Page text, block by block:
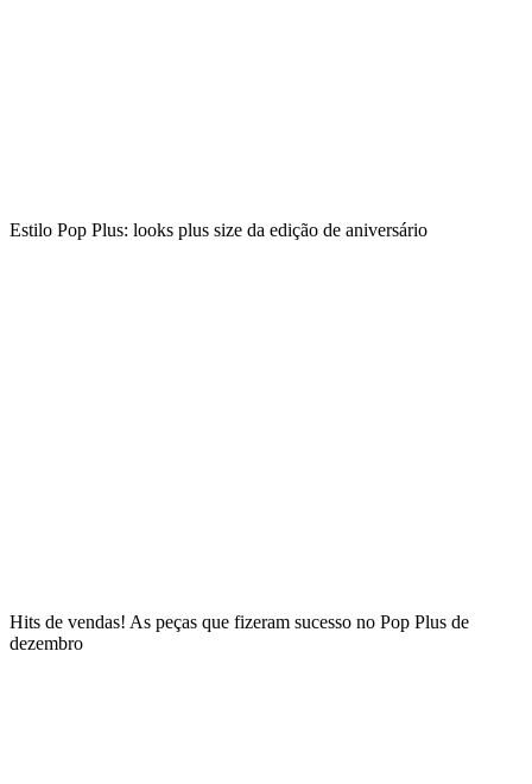
Estilo Pop Plus: looks plus size da edição de aniversário
Hits de vendas! As peças que fizeram sucesso no Pop Plus de
dezembro